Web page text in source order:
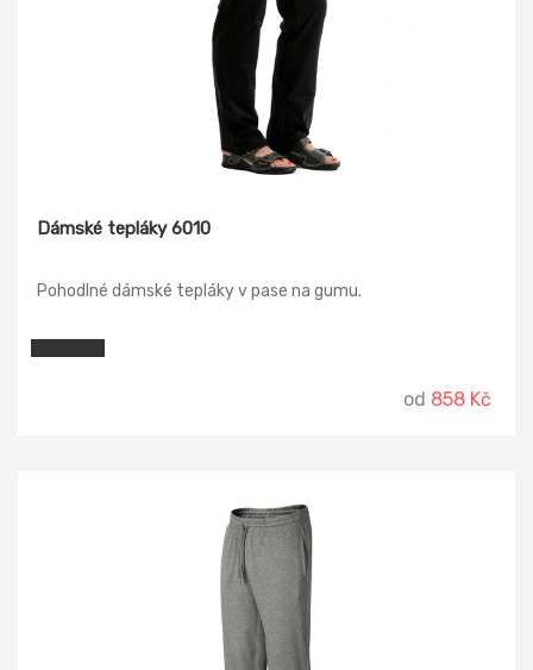
Dámské tepláky 6010
Pohodlné dámské tepláky v pase na gumu.
od 858 Kč